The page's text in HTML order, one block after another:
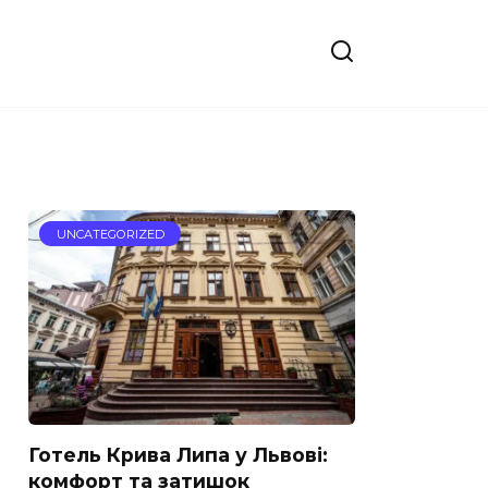
UNCATEGORIZED
Готель Крива Липа у Львові:
комфорт та затишок